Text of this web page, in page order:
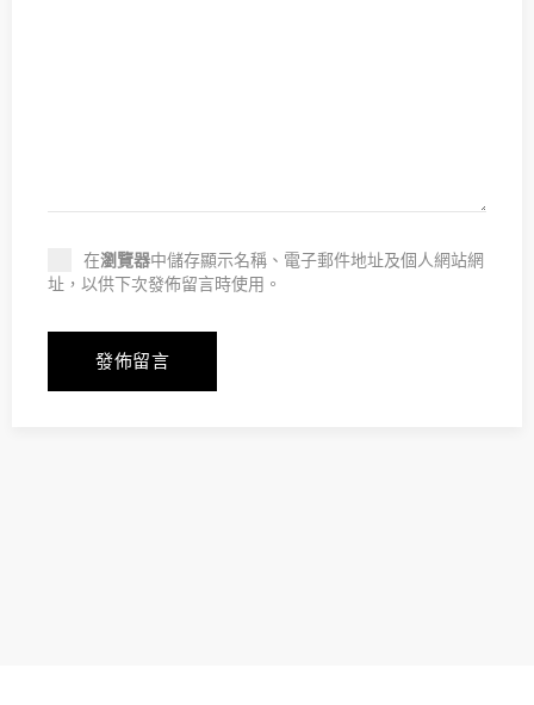
在瀏覽器中儲存顯示名稱、電子郵件地址及個人網站網
址，以供下次發佈留言時使用。